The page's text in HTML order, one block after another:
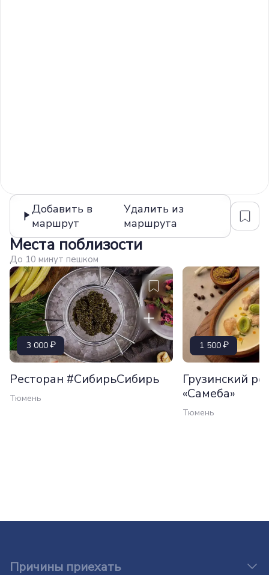
Добавить в
маршрут
Удалить из
маршрута
Места поблизости
До 10 минут пешком
3 000
Ресторан #СибирьСибирь
Тюмень
1 500
Грузинский
«Самеба»
Тюмень
Причины приехать